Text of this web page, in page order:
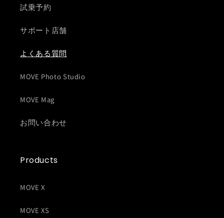
試乗予約
サポート店舗
よくある質問
MOVE Photo Studio
MOVE Mag
お問い合わせ
Products
MOVE X
MOVE XS